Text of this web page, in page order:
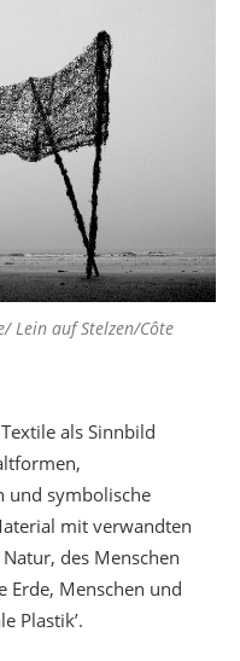
Lein auf Stelzen/Côte
als Sinnbild
und symbolische
mit verwandten
des Menschen
Erde, Menschen und
Plastik’.